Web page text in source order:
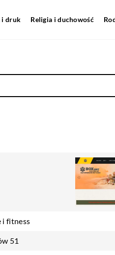
i druk Religia i duchowość
i fitness
51